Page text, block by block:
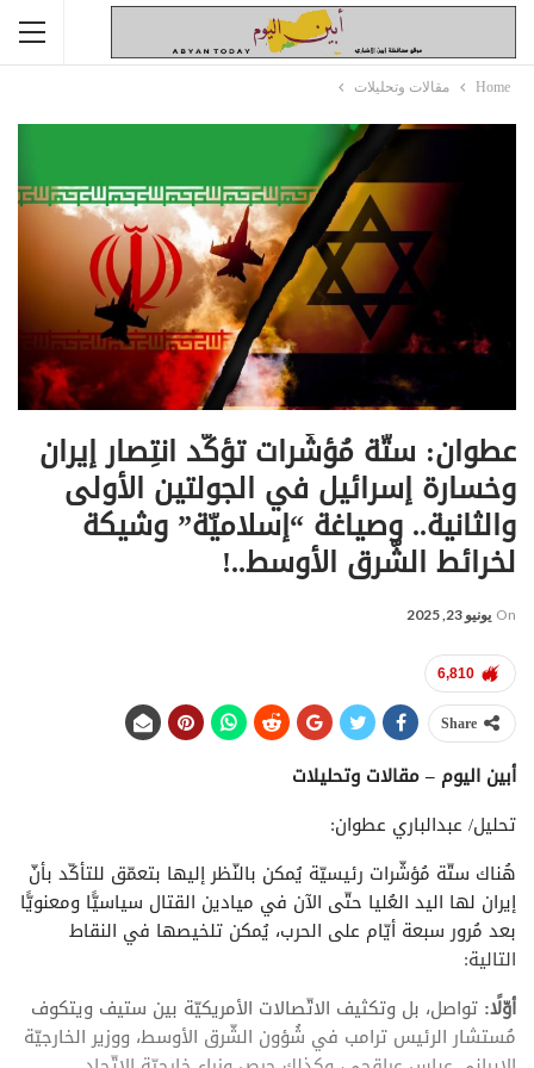
Home مقالات وتحليلات
عطوان: ستّة مُؤشّرات تؤكّد انتِصار إيران
وخسارة إسرائيل في الجولتين الأولى
والثانية.. وصياغة “إسلاميّة” وشيكة
لخرائط الشّرق الأوسط..!
On يونيو 23, 2025
6,810
Share
أبين اليوم – مقالات وتحليلات
تحليل/ عبدالباري عطوان:
هُناك ستّة مُؤشّرات رئيسيّة يُمكن بالنّظر إليها بتعمّق للتأكّد بأنّ
إيران لها اليد العُليا حتّى الآن في ميادين القتال سياسيًّا ومعنويًّا
بعد مُرور سبعة أيّام على الحرب، يُمكن تلخيصها في النقاط
التالية:
أوّلًا: تواصل، بل وتكثيف الاتّصالات الأمريكيّة بين ستيف ويتكوف
مُستشار الرئيس ترامب في شُؤون الشّرق الأوسط، ووزير الخارجيّة